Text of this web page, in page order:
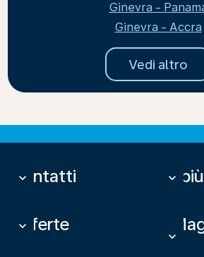
Ginevra -
Ginevra - Accra
Vedi altro
Contatti
keyboard_arrow_down Di
keyboard_arrow_down
Offerte
keyboard_arrow_down
keyboard_arrow_down